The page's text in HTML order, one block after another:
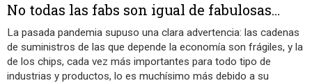
No todas las fabs son igual de fabulosas…
La pasada pandemia supuso una clara advertencia: las cadenas
de suministros de las que depende la economía son frágiles, y la
de los chips, cada vez más importantes para todo tipo de
industrias y productos, lo es muchísimo más debido a su